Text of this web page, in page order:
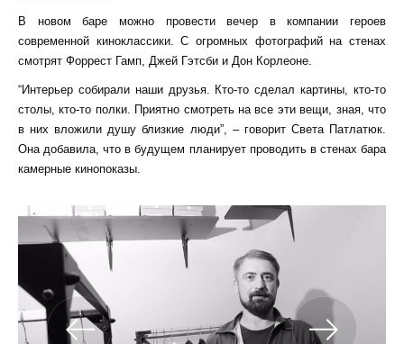
В новом баре можно провести вечер в компании героев
современной киноклассики. С огромных фотографий на стенах
смотрят Форрест Гамп, Джей Гэтсби и Дон Корлеоне.
“Интерьер собирали наши друзья. Кто-то сделал картины, кто-то
столы, кто-то полки. Приятно смотреть на все эти вещи, зная, что
в них вложили душу близкие люди”, – говорит Света Патлатюк.
Она добавила, что в будущем планирует проводить в стенах бара
камерные кинопоказы.